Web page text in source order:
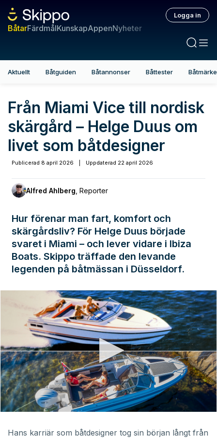
BåtarFärdmålKunskapAppenNyheter
Logga in
Aktuellt Båtguiden Båtannonser Båttester
Från Miami Vice till nordisk
skärgård – Helge Duus om
livet som båtdesigner
Publicerad 8 april 2026 Uppdaterad 22 april 2026
Alfred Ahlberg Reporter
Hur förenar man fart, komfort och
skärgårdsliv? För Helge Duus började
svaret i Miami – och lever vidare i Ibiza
Boats. Skippo träffade den levande
legenden på båtmässan i Düsseldorf.
Hans karriär som båtdesigner tog sin början långt från